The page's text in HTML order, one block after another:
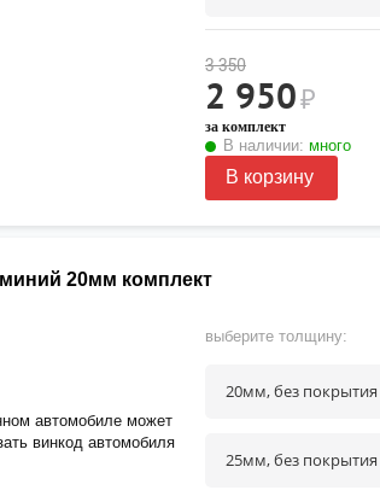
проставок 30мм вам
30мм вам
вам понадобиться
от воздействия
3 350
2 950₽
за комплект
В наличии: много
В корзину
20мм комплект
автомобиле может
винкод автомобиля
выберите толщину:
20мм, без покрытия
25мм, без покрытия